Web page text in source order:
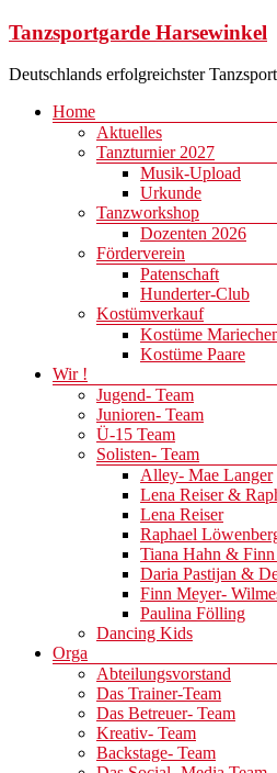
Zum
springen
Tanzsportgarde Harsewinkel
Deutschlands erfolgreichster
Menü
Home
Aktuelles
Tanzturnier 2027
Musik-Upload
Urkunde
Tanzworkshop
Dozenten 2026
Förderverein
Patenschaft
Hunderter-Club
Kostümverkauf
Kostüme
Kostüme Paare
Wir !
Jugend- Team
Junioren- Team
Ü-15 Team
Solisten- Team
Alley- Mae Langer
Lena Reiser &
Lena Reiser
Raphael
Tiana Hahn &
Daria Pastijan &
Finn Meyer-
Paulina Fölling
Dancing Kids
Orga
Abteilungsvorstand
Das Trainer-Team
Das Betreuer- Team
Kreativ- Team
Backstage- Team